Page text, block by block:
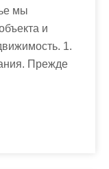
мы
и
1.
Прежде